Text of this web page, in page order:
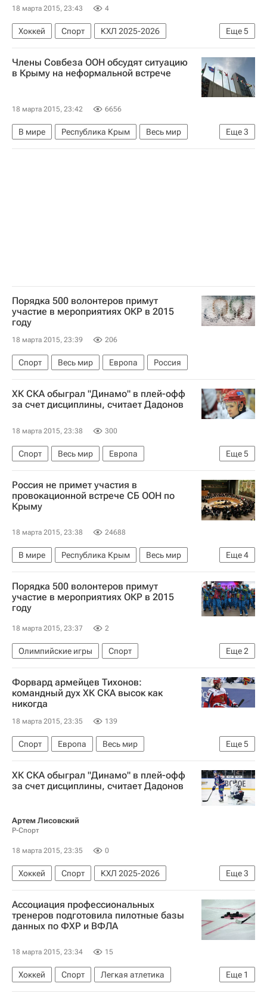
18 марта 2015, 23:43 4
Еще5
Хоккей Спорт
КХЛ 2025-2026
ХК Динамо (Москва)
СКА (Санкт-Петербург)
Микко Коскинен
Александр Ерёменко
Члены Совбеза ООН обсудят ситуацию
в Крыму на неформальной встрече
18 марта 2015, 23:42 6656
Еще3
В мире Республика Крым
Весь мир
Европа
Совет Безопасности ООН Россия
Порядка 500 волонтеров примут
участие в мероприятиях ОКР в 2015
году
18 марта 2015, 23:39 206
Спорт Весь мир Европа Россия
ХК СКА обыграл "Динамо" в плей-офф
за счет дисциплины, считает Дадонов
18 марта 2015, 23:38 300
Еще5
Спорт Весь мир
Европа
Евгений Дадонов
Чемпионат Континентальной хоккейной лиги
СКА (Санкт-Петербург)
ХК Динамо (Москва)
Россия
Россия не примет участия в
провокационной встрече СБ ООН по
Крыму
18 марта 2015, 23:38 24688
Еще4
В мире Республика Крым
Весь мир
Европа
Мустафа Джемилев
Совет Безопасности ООН
Россия
Порядка 500 волонтеров примут
участие в мероприятиях ОКР в 2015
году
18 марта 2015, 23:37 2
Еще2
Олимпийские игры
Спорт
Олимпийский комитет России (ОКР)
Зимние Олимпийские игры 2014
Форвард армейцев Тихонов:
командный дух ХК СКА высок как
никогда
18 марта 2015, 23:35 139
Еще5
Спорт Европа
Весь мир
Виктор Тихонов (хоккеист)
Чемпионат Континентальной хоккейной лиги
ХК Динамо (Москва)
Россия
ХК СКА обыграл "Динамо" в плей-офф
за счет дисциплины, считает Дадонов
Артем Лисовский
Р-Спорт
18 марта 2015, 23:35 0
Еще3
Хоккей Спорт
КХЛ 2025-2026
ХК Динамо (Москва)
СКА (Санкт-Петербург)
Евгений Дадонов
Ассоциация профессиональных
тренеров подготовила пилотные базы
данных по ФХР и ВФЛА
18 марта 2015, 23:34 15
Еще 1
Хоккей Спорт
Легкая атлетика
Всероссийская федерация легкой атлетики (ВФЛА)